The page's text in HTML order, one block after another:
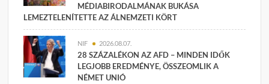
MÉDIABIRODALMÁNAK BUKÁSA
LEMEZTELENÍTETTE AZ ÁLNEMZETI KÖRT
NIF 2026.08.07.
28 SZÁZALÉKON AZ AFD – MINDEN IDŐK
LEGJOBB EREDMÉNYE, ÖSSZEOMLIK A
NÉMET UNIÓ